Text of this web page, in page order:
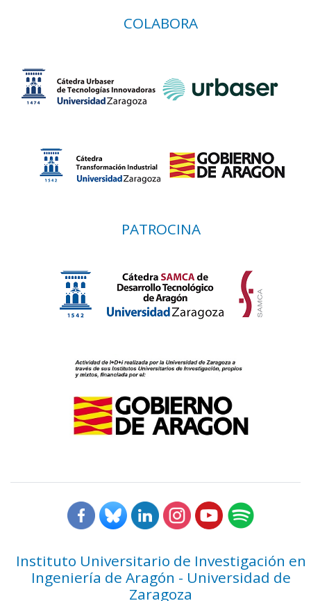
COLABORA
PATROCINA
Instituto Universitario de Investigación en
Ingeniería de Aragón - Universidad de
Zaragoza